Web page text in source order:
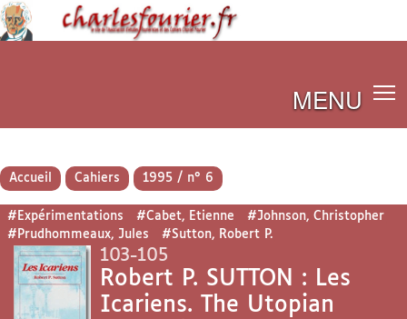
MENU
Accueil Cahiers 1995 / n° 6
#Expérimentations #Cabet, Etienne
#Johnson, Christopher
#Prudhommeaux, Jules
#Sutton, Robert P.
103-105
Robert P. SUTTON : Les
Icariens. The Utopian